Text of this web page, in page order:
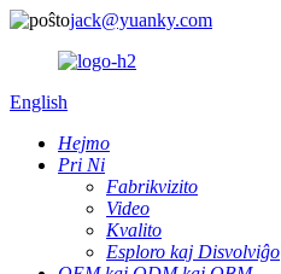
jack@yuanky.com
English
Hejmo
Pri Ni
Fabrikvizito
Video
Kvalito
Esploro kaj Disvolviĝo